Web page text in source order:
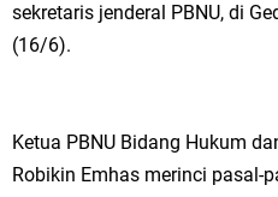
sekretaris jenderal PBNU, di
(16/6).
Ketua PBNU Bidang Hukum
Robikin Emhas merinci pasal-